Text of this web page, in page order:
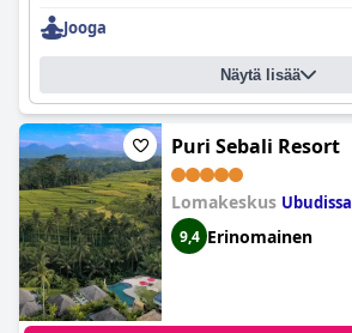
Jooga
Näytä lisää
Puri Sebali Resort
Lomakeskus Ubudissa
9,4 Erinomainen